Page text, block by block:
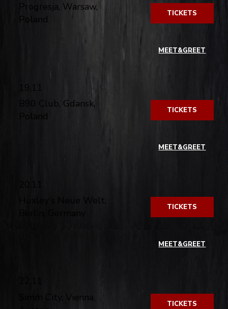
Progresja, Warsaw,
Poland
TICKETS
19.11
B90 Club, Gdansk,
Poland
TICKETS
MEET&GREET
20.11
Huxley's Neue Welt,
TICKETS
MEET&GREET
Simm City, Vienna,
TICKETS
MEET&GREET